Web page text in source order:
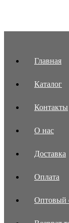
Главная
Каталог
Контакты
О нас
Доставка
Оплата
Оптовый